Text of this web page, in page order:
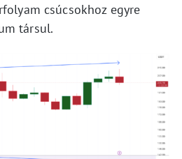
csúcsokhoz egyre
társul.